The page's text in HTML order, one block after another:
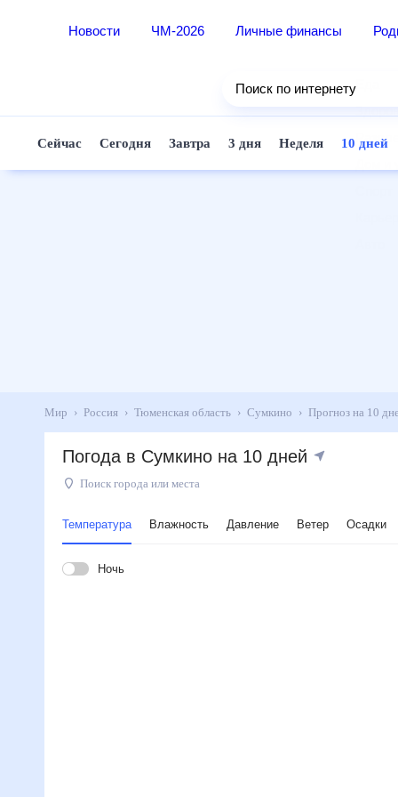
Новости ЧМ-2026 Личные финансы
Поиск по интернету
Сейчас Сегодня Завтра 3 дня Неделя 10
Мир Россия Тюменская область Сумкино Прогноз на
Погода в Сумкино на 10 дней
Поиск города или места
Температура Влажность Давление Ветер Осадки
Ночь